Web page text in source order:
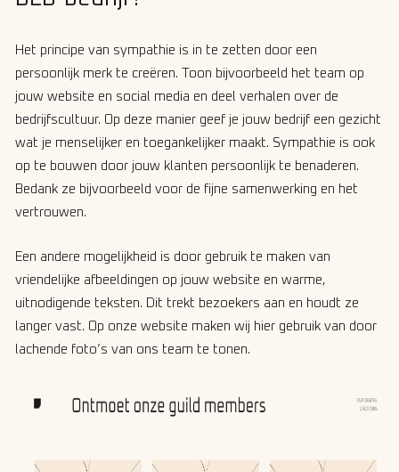
Het principe van sympathie is in te zetten door een
persoonlijk merk te creëren. Toon bijvoorbeeld het team op
jouw website en social media en deel verhalen over de
bedrijfscultuur. Op deze manier geef je jouw bedrijf een gezicht
wat je menselijker en toegankelijker maakt. Sympathie is ook
op te bouwen door jouw klanten persoonlijk te benaderen.
Bedank ze bijvoorbeeld voor de fijne samenwerking en het
vertrouwen.
Een andere mogelijkheid is door gebruik te maken van
vriendelijke afbeeldingen op jouw website en warme,
uitnodigende teksten. Dit trekt bezoekers aan en houdt ze
langer vast. Op onze website maken wij hier gebruik van door
lachende foto’s van ons team te tonen.